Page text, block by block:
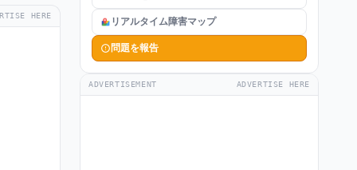
HERE
リアルタイム障害マップ
問題を報告
ADVERTISEMENT ADVERTISE HERE